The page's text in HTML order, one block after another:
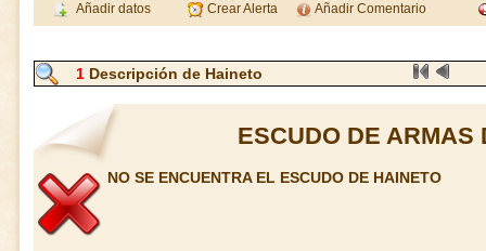
Añadir datos Crear Alerta Añadir Comentario
1 Descripción de Haineto
ESCUDO DE ARMAS
NO SE ENCUENTRA EL ESCUDO DE HAINETO